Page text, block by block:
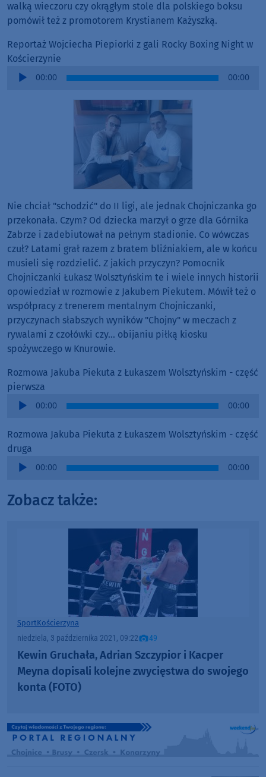
walką wieczoru czy okrągłym stole dla polskiego boksu
pomówił też z promotorem Krystianem Każyszką.
Reportaż Wojciecha Piepiorki z gali Rocky Boxing Night w
Kościerzynie
Audio
00:00 00:00
Nie chciał "schodzić" do II ligi, ale jednak Chojniczanka go
przekonała. Czym? Od dziecka marzył o grze dla Górnika
Zabrze i zadebiutował na pełnym stadionie. Co wówczas
czuł? Latami grał razem z bratem bliźniakiem, ale w końcu
musieli się rozdzielić. Z jakich przyczyn? Pomocnik
Chojniczanki Łukasz Wolsztyńskim te i wiele innych historii
opowiedział w rozmowie z Jakubem Piekutem. Mówił też o
współpracy z trenerem mentalnym Chojniczanki,
przyczynach słabszych wyników "Chojny" w meczach z
rywalami z czołówki czy... obijaniu piłką kiosku
spożywczego w Knurowie.
Rozmowa Jakuba Piekuta z Łukaszem Wolsztyńskim - część
pierwsza
Audio
00:00 00:00
Rozmowa Jakuba Piekuta z Łukaszem Wolsztyńskim - część
druga
Audio
00:00 00:00
Zobacz także:
SportKościerzyna
niedziela, 3 października 2021, 09:22 49
Kewin Gruchała, Adrian Szczypior i Kacper
Meyna dopisali kolejne zwycięstwa do swojego
konta (FOTO)